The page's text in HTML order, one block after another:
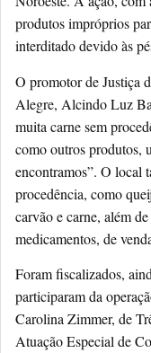
produtos impróprios
interditado devido às
O promotor de Justiça
Alegre, Alcindo Luz
muita carne sem
como outros produtos,
encontramos”. O local
procedência, como
carvão e carne, além
medicamentos, de
Foram fiscalizados,
participaram da
Carolina Zimmer, de
Atuação Especial de